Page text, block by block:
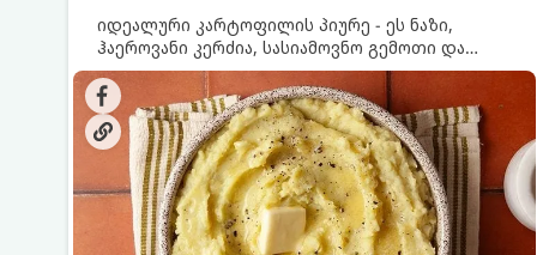
იდეალური კარტოფილის პიურე - ეს ნაზი,
ჰაეროვანი კერძია, სასიამოვნო გემოთი და
ნაღების-მოყვითალო ფერით. მისი მომზადება
ძალიან მარტივია, მაგრამ არსებობს რამდენიმე
საიდუმლო, რომლებიც უნდა იცოდეთ, რომ
პიურე იდეალურად გემრიელი გამოვიდეს.